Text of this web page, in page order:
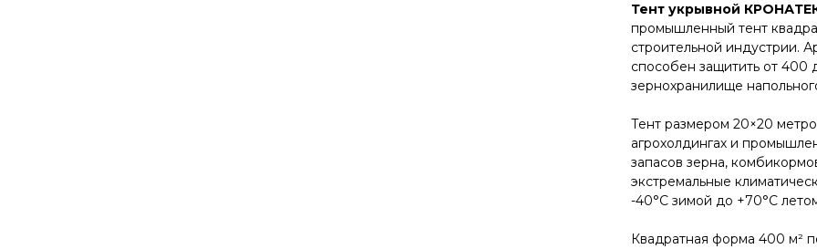
Тент укрывной
промышленный тент
строительной индустрии.
способен защитить от 400
зернохранилище
Тент размером 20×20
агрохолдингах и
запасов зерна,
экстремальные
-40°C зимой до +70°C
Квадратная форма 400 м²